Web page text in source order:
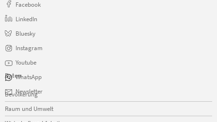
Facebook
LinkedIn
Bluesky
Instagram
Youtube
WhatsApp
Newsletter
Daten
Navigation
überspringen
Bevölkerung
Raum und Umwelt